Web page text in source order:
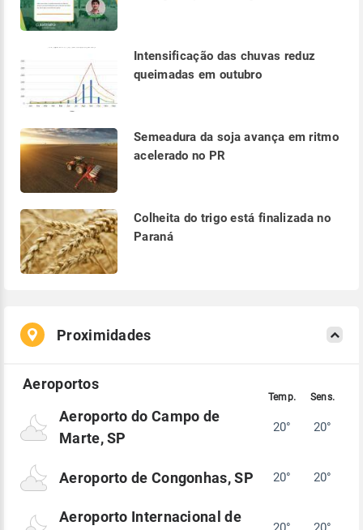
Intensificação das chuvas reduz
queimadas em outubro
Semeadura da soja avança em ritmo
acelerado no PR
Colheita do trigo está finalizada no
Paraná
Proximidades
Aeroporto do Campo de
Marte, SP
20° 20°
Aeroporto de Congonhas, SP 20° 20°
Aeroporto Internacional de